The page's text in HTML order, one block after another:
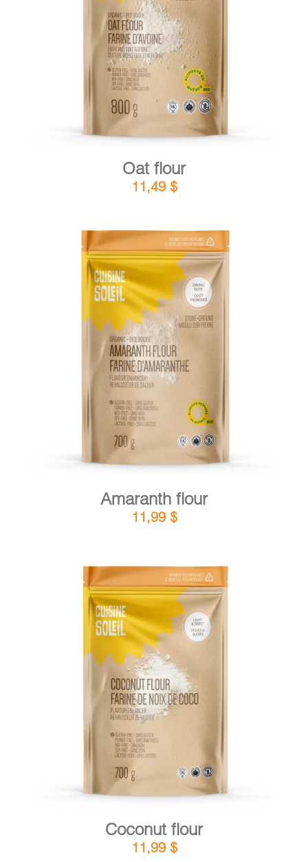
ADD TO CART DETAILS
Oat flour
11,49 $
ADD TO CART / DETAILS
Amaranth flour
11,99 $
ADD TO CART DETAILS
Coconut flour
11,99 $